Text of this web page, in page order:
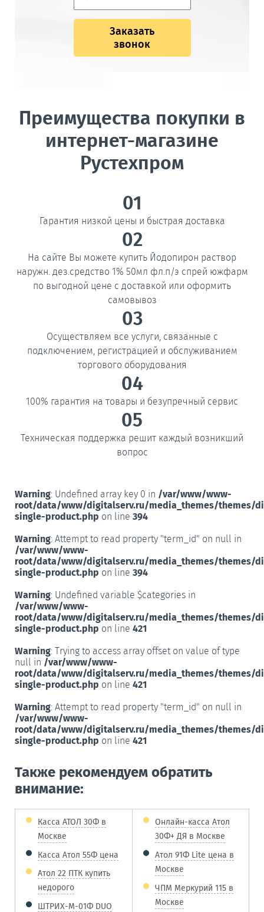
Заказать
звонок
Преимущества покупки в
интернет-магазине
Рустехпром
01
Гарантия низкой цены и быстрая доставка
02
На сайте Вы можете купить Йодопирон раствор
наружн. дез.средство 1% 50мл фл.п/э спрей южфарм
по выгодной цене с доставкой или оформить
самовывоз
03
Осуществляем все услуги, связанные с
подключением, регистрацией и обслуживанием
торгового оборудования
04
100% гарантия на товары и безупречный сервис
05
Техническая поддержка решит каждый возникший
вопрос
Warning: Undefined array key 0 in /var/www/www-
root/data/www/digitalserv.ru/media_themes/themes/
single-product.php on line 394
Warning: Attempt to read property "term_id" on null in
/var/www/www-
root/data/www/digitalserv.ru/media_themes/themes/
single-product.php on line 394
Warning: Undefined variable $categories in
/var/www/www-
root/data/www/digitalserv.ru/media_themes/themes/
single-product.php on line 421
Warning: Trying to access array offset on value of type
null in /var/www/www-
root/data/www/digitalserv.ru/media_themes/themes/
single-product.php on line 421
Warning: Attempt to read property "term_id" on null in
/var/www/www-
root/data/www/digitalserv.ru/media_themes/themes/
single-product.php on line 421
Также рекомендуем обратить
внимание:
Касса АТОЛ 30Ф в
Москве
Касса Атол 55Ф цена
Атол 22 ПТК купить
недорого
ШТРИХ-М-01Ф DUO
Онлайн-касса Атол
30Ф+ ДЯ в Москве
Атол 91Ф Lite цена в
Москве
ЧПМ Меркурий 115 в
Москве